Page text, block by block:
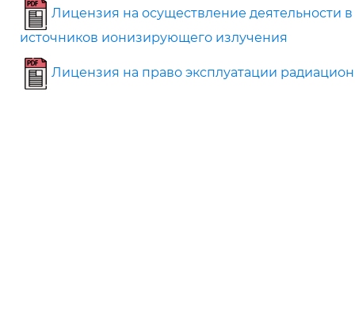
Лицензия на осуществление деятельности
источников ионизирующего излучения
Лицензия на право эксплуатации